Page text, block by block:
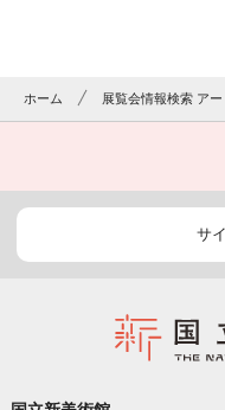
ホーム 展覧会情報検索 ア
サ